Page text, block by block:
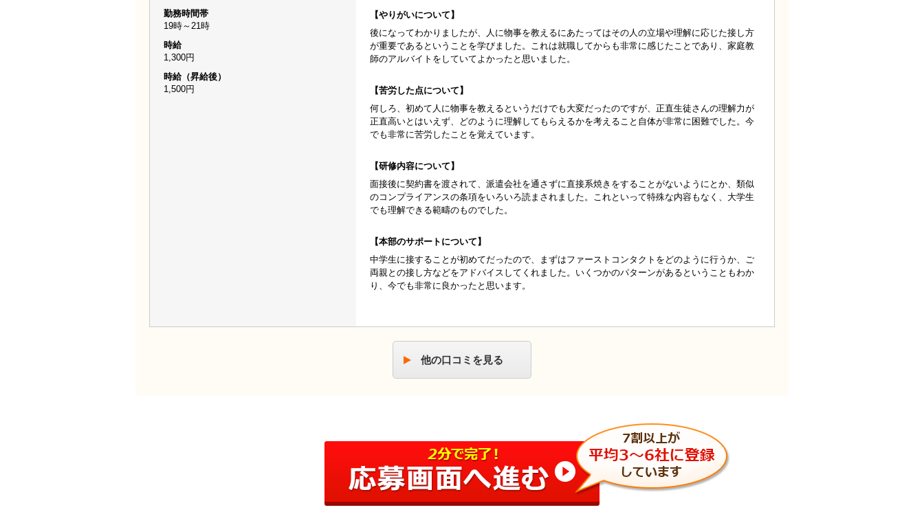
勤務時間帯
19時～21時
時給
1,300円
時給（昇給後）
1,500円
やりがいについて
後になってわかりましたが、人に物事を教えるにあたってはその人の立場や理解に応じた接し方
が重要であるということを学びました。これは就職してからも非常に感じたことであり、家庭教
師のアルバイトをしていてよかったと思いました。
苦労した点について
何しろ、初めて人に物事を教えるというだけでも大変だったのですが、正直生徒さんの理解力が
正直高いとはいえず、どのように理解してもらえるかを考えること自体が非常に困難でした。今
でも非常に苦労したことを覚えています。
研修内容について
面接後に契約書を渡されて、派遣会社を通さずに直接系焼きをすることがないようにとか、類似
のコンプライアンスの条項をいろいろ読まされました。これといって特殊な内容もなく、大学生
でも理解できる範疇のものでした。
本部のサポートについて
中学生に接することが初めてだったので、まずはファーストコンタクトをどのように行うか、ご
両親との接し方などをアドバイスしてくれました。いくつかのパターンがあるということもわか
り、今でも非常に良かったと思います。
他の口コミを見る